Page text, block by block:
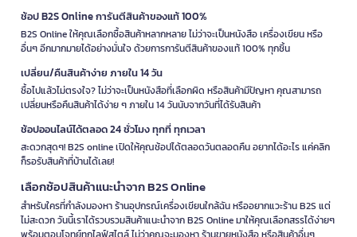
ช้อป B2S Online การันตีสินค้าของแท้ 100%
B2S Online ให้คุณเลือกซื้อสินค้าหลากหลาย ไม่ว่าจะเป็นหนังสือ เครื่องเขียน หรือ
อื่นๆ อีกมากมายได้อย่างมั่นใจ ด้วยการการันตีสินค้าของแท้ 100% ทุกชิ้น
เปลี่ยน/คืนสินค้าง่าย ภายใน 14 วัน
ซื้อไปแล้วไม่ตรงใจ? ไม่ว่าจะเป็นหนังสือที่เลือกผิด หรือสินค้ามีปัญหา คุณสามารถ
เปลี่ยนหรือคืนสินค้าได้ง่าย ๆ ภายใน 14 วันนับจากวันที่ได้รับสินค้า
ช้อปออนไลน์ได้ตลอด 24 ชั่วโมง ทุกที่ ทุกเวลา
สะดวกสุดๆ! B2S online เปิดให้คุณช้อปได้ตลอดวันตลอดคืน อยากได้อะไร แค่คลิก
ก็รอรับสินค้าที่บ้านได้เลย!
เลือกช้อปสินค้าแนะนำจาก B2S Online
สำหรับใครที่กำลังมองหา ร้านอุปกรณ์เครื่องเขียนใกล้ฉัน หรืออยากแวะร้าน B2S แต่
ไม่สะดวก วันนี้เราได้รวบรวมสินค้าแนะนำจาก B2S Online มาให้คุณเลือกสรรได้ง่ายๆ